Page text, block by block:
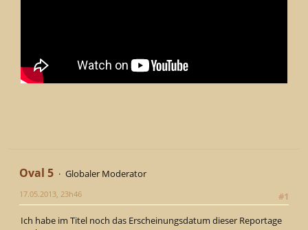
Oval 5
Globaler Moderator
#1
17.05.2013, 23h46
Ich habe im Titel noch das Erscheinungsdatum dieser Reportage